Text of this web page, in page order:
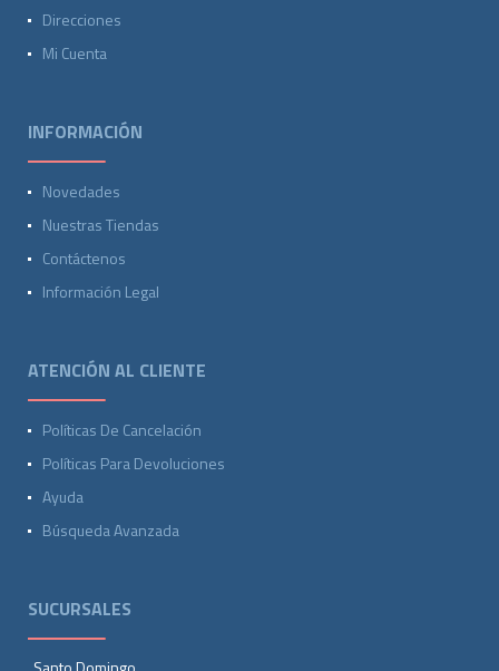
Direcciones
Mi Cuenta
INFORMACIÓN
Novedades
Nuestras Tiendas
Contáctenos
Información Legal
ATENCIÓN AL CLIENTE
Políticas De Cancelación
Políticas Para Devoluciones
Ayuda
Búsqueda Avanzada
SUCURSALES